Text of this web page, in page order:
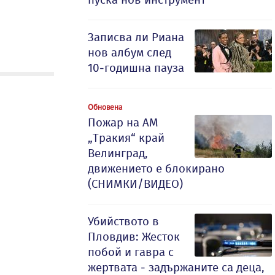
Записва ли Риана
нов албум след
10-годишна пауза
Обновена
Пожар на АМ
„Тракия“ край
Велинград,
движението е блокирано
(СНИМКИ/ВИДЕО)
Убийството в
Пловдив: Жесток
побой и гавра с
жертвата - задържаните са деца,